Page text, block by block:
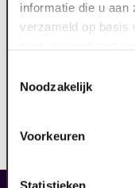
informatie die u aan
verzameld op basis
Noodzakelijk
Voorkeuren
Statistieken